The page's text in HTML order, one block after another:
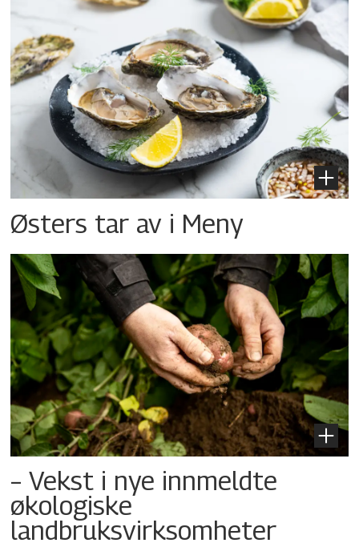
Østers tar av i Meny
– Vekst i nye innmeldte
økologiske
landbruksvirksomheter